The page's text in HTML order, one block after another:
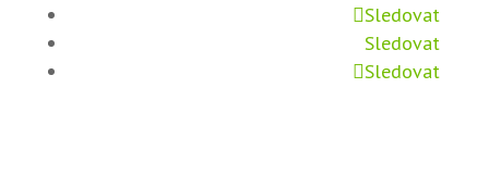
Sledovat
Sledovat
Sledovat